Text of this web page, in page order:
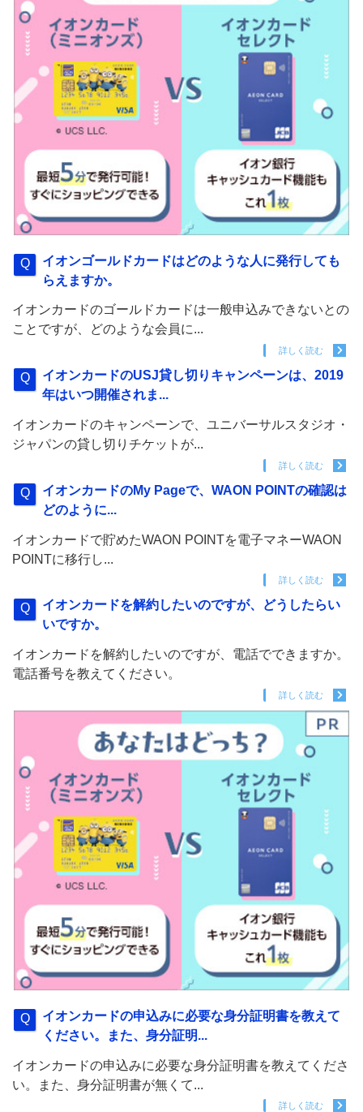
イオンゴールドカードはどのような人に発行しても
らえますか。
イオンカードのゴールドカードは一般申込みできないとの
ことですが、どのような会員に...
詳しく読む
イオンカードのUSJ貸し切りキャンペーンは、2019
年はいつ開催されま...
イオンカードのキャンペーンで、ユニバーサルスタジオ・
ジャパンの貸し切りチケットが...
詳しく読む
イオンカードのMy Pageで、WAON POINTの確認は
どのように...
イオンカードで貯めたWAON POINTを電子マネーWAON
POINTに移行し...
詳しく読む
イオンカードを解約したいのですが、どうしたらい
いですか。
イオンカードを解約したいのですが、電話でできますか。
電話番号を教えてください。
詳しく読む
イオンカードの申込みに必要な身分証明書を教えて
ください。また、身分証明...
イオンカードの申込みに必要な身分証明書を教えてくださ
い。また、身分証明書が無くて...
詳しく読む